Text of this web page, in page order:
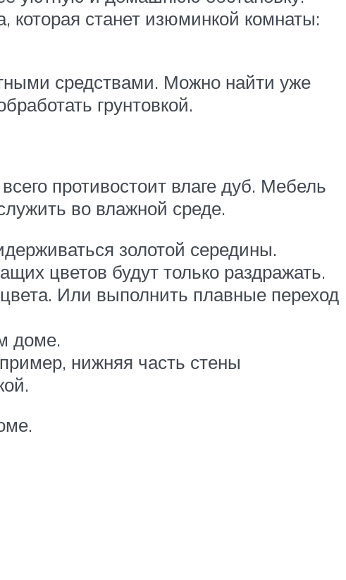
которая станет изюминкой комнаты:
средствами. Можно найти уже
грунтовкой.
противостоит влаге дуб. Мебель
во влажной среде.
золотой середины.
цветов будут только раздражать.
Или выполнить плавные переход
доме.
нижняя часть стены